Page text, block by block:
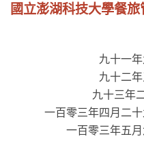
國立澎湖科技大學餐
九十一
九十二
九十三年
一百零三年四月二
一百零三年五